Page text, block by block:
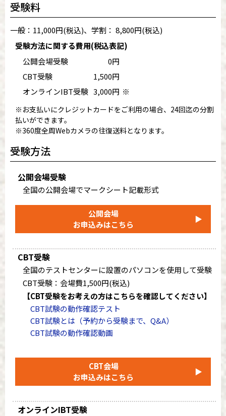
受験料
一般：11,000円(税込)、学割： 8,800円(税込)
受験方法に関する費用(税込表記)
公開会場受験
0円
CBT受験
1,500円
オンラインIBT受験 3,000円 ※
※お支払いにクレジットカードをご利用の場合、24回迄の分割
払いができます。
※360度全周Webカメラの往復送料となります。
受験方法
公開会場受験
全国の公開会場でマークシート記載形式
公開会場
お申込みはこちら
▶
CBT受験
全国のテストセンターに設置のパソコンを使用して受験
CBT受験：会場費1,500円(税込)
【CBT受験をお考えの方はこちらを確認してください】
CBT試験の動作確認テスト
CBT試験とは（予約から受験まで、Q&A）
CBT試験の動作確認動画
CBT会場
お申込みはこちら
▶
オンラインIBT受験